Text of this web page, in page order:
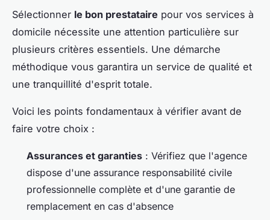
Sélectionner le bon prestataire pour vos services à
domicile nécessite une attention particulière sur
plusieurs critères essentiels. Une démarche
méthodique vous garantira un service de qualité et
une tranquillité d'esprit totale.
Voici les points fondamentaux à vérifier avant de
faire votre choix :
Assurances et garanties : Vérifiez que l'agence
dispose d'une assurance responsabilité civile
professionnelle complète et d'une garantie de
remplacement en cas d'absence